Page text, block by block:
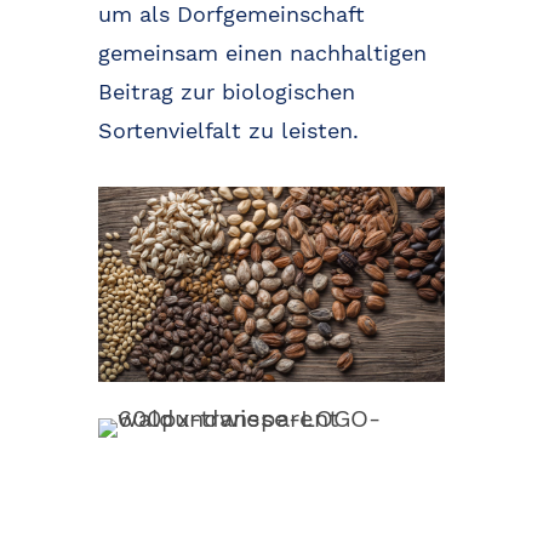
um als Dorfgemeinschaft
gemeinsam einen nachhaltigen
Beitrag zur biologischen
Sortenvielfalt zu leisten.